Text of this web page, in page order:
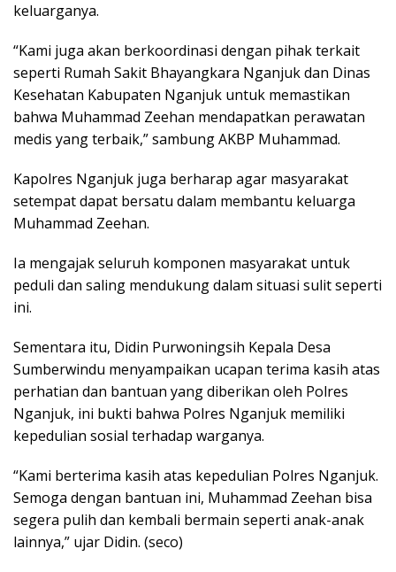
keluarganya.
“Kami juga akan berkoordinasi dengan pihak terkait
seperti Rumah Sakit Bhayangkara Nganjuk dan Dinas
Kesehatan Kabupaten Nganjuk untuk memastikan
bahwa Muhammad Zeehan mendapatkan perawatan
medis yang terbaik,” sambung AKBP Muhammad.
Kapolres Nganjuk juga berharap agar masyarakat
setempat dapat bersatu dalam membantu keluarga
Muhammad Zeehan.
Ia mengajak seluruh komponen masyarakat untuk
peduli dan saling mendukung dalam situasi sulit seperti
ini.
Sementara itu, Didin Purwoningsih Kepala Desa
Sumberwindu menyampaikan ucapan terima kasih atas
perhatian dan bantuan yang diberikan oleh Polres
Nganjuk, ini bukti bahwa Polres Nganjuk memiliki
kepedulian sosial terhadap warganya.
“Kami berterima kasih atas kepedulian Polres Nganjuk.
Semoga dengan bantuan ini, Muhammad Zeehan bisa
segera pulih dan kembali bermain seperti anak-anak
lainnya,” ujar Didin. (seco)